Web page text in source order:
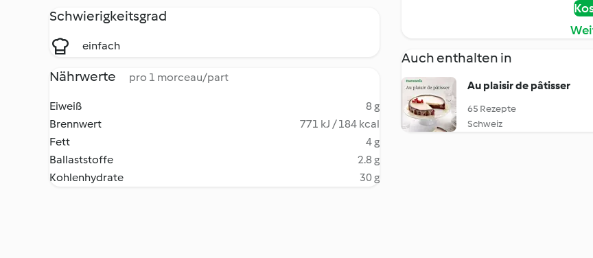
Schwierigkeitsgrad
einfach
Nährwerte pro 1 morceau/part
Eiweiß
8 g
Brennwert
771 kJ / 184 kcal
Fett
4 g
Ballaststoffe
2.8 g
Kohlenhydrate
30 g
Auch enthalten in
Au plaisir de pâtisser
65 Rezepte
Schweiz